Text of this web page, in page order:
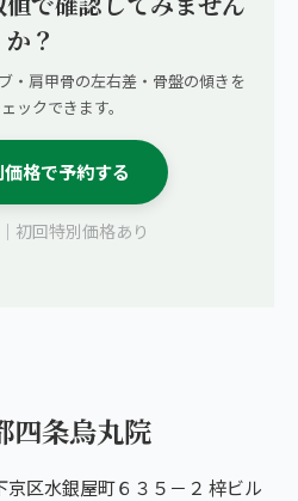
か？
・肩甲骨の左右差・骨盤の傾きを
ックできます。
格で予約する
初回特別価格あり
四条烏丸院
京区水銀屋町６３５－２ 梓ビル